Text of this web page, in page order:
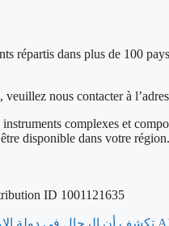
dans plus de 100
nous contacter à
complexes et
disponible dans votre
ID 1001121635